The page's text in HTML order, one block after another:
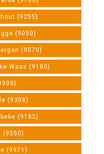
(9255)
(9050)
(9070)
Waas (9180)
(9308)
(9185)
(9550)
(9971)